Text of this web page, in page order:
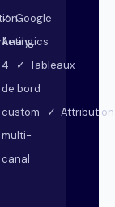
✓ Google
Analytics
4 ✓ Tableaux
de bord
custom ✓ Attribution
multi-
canal